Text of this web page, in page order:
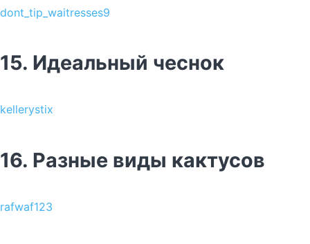
dont_tip_waitresses9
15. Идеальный чеснок
kellerystix
16. Разные виды кактусов
rafwaf123